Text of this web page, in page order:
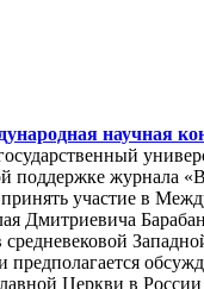
научная
поддержке журнала
участие в
Дмитриевича
средневековой
предполагается
Церкви в России